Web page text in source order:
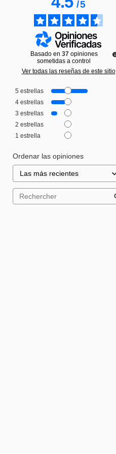
/5
Basado en 37 opiniones
sometidas a control
Ver todas las reseñas de este sitio
5 estrellas
4 estrellas
3 estrellas
2 estrellas
1 estrella
Ordenar las opiniones